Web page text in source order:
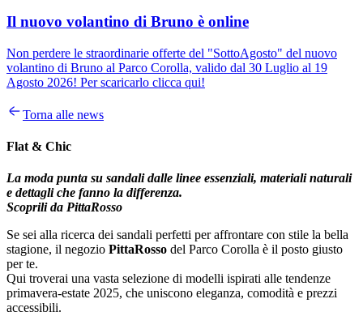
Il nuovo volantino di Bruno è online
Non perdere le straordinarie offerte del "SottoAgosto" del nuovo
volantino di Bruno al Parco Corolla, valido dal 30 Luglio al 19
Agosto 2026! Per scaricarlo clicca qui!
Torna alle news
Flat & Chic
La moda punta su sandali dalle linee essenziali, materiali naturali
e dettagli che fanno la differenza.
Scoprili da PittaRosso
Se sei alla ricerca dei sandali perfetti per affrontare con stile la bella
stagione, il negozio PittaRosso del Parco Corolla è il posto giusto
per te.
Qui troverai una vasta selezione di modelli ispirati alle tendenze
primavera-estate 2025, che uniscono eleganza, comodità e prezzi
accessibili.